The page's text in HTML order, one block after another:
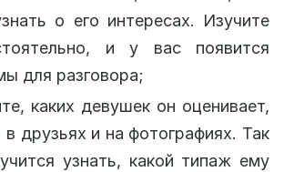
о его интересах. Изучите
и у вас появится
для разговора;
каких девушек он оценивает,
в друзьях и на фотографиях. Так
узнать, какой типаж ему